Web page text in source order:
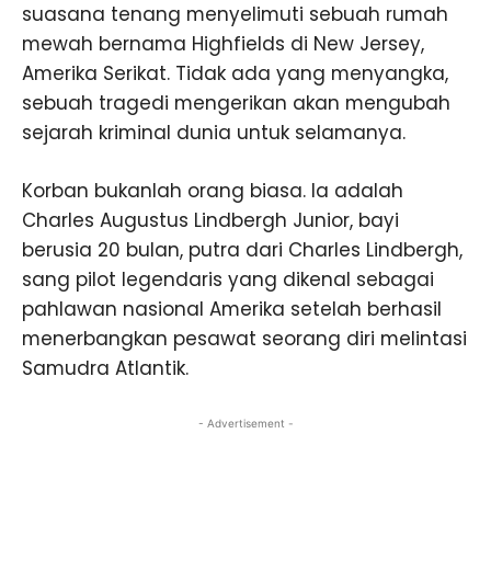
suasana tenang menyelimuti sebuah rumah
mewah bernama Highfields di New Jersey,
Amerika Serikat. Tidak ada yang menyangka,
sebuah tragedi mengerikan akan mengubah
sejarah kriminal dunia untuk selamanya.
Korban bukanlah orang biasa. Ia adalah
Charles Augustus Lindbergh Junior, bayi
berusia 20 bulan, putra dari Charles Lindbergh,
sang pilot legendaris yang dikenal sebagai
pahlawan nasional Amerika setelah berhasil
menerbangkan pesawat seorang diri melintasi
Samudra Atlantik.
- Advertisement -